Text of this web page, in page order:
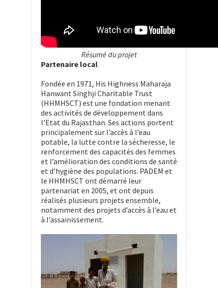
Résumé du projet
Partenaire local
Fondée en 1971, His Highness Maharaja
Hanwant Singhji Charitable Trust
(HHMHSCT) est une fondation menant
des activités de développement dans
l’Etat du Rajasthan. Ses actions portent
principalement sur l’accès à l’eau
potable, la lutte contre la sécheresse, le
renforcement des capacités des femmes
et l’amélioration des conditions de santé
et d’hygiène des populations. PADEM et
le HHMHSCT ont démarré leur
partenariat en 2005, et ont depuis
réalisés plusieurs projets ensemble,
notamment des projets d’accès à l’eau et
à l’assainissement.